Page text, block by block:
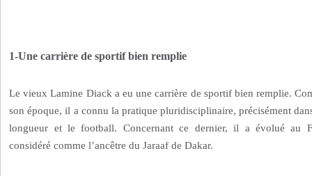
1-Une carrière de sportif bien remplie
Le vieux Lamine Diack a eu une carrière de sportif bien remplie.
son époque, il a connu la pratique pluridisciplinaire, précisément
longueur et le football. Concernant ce dernier, il a évolué au
considéré comme l’ancêtre du Jaraaf de Dakar.